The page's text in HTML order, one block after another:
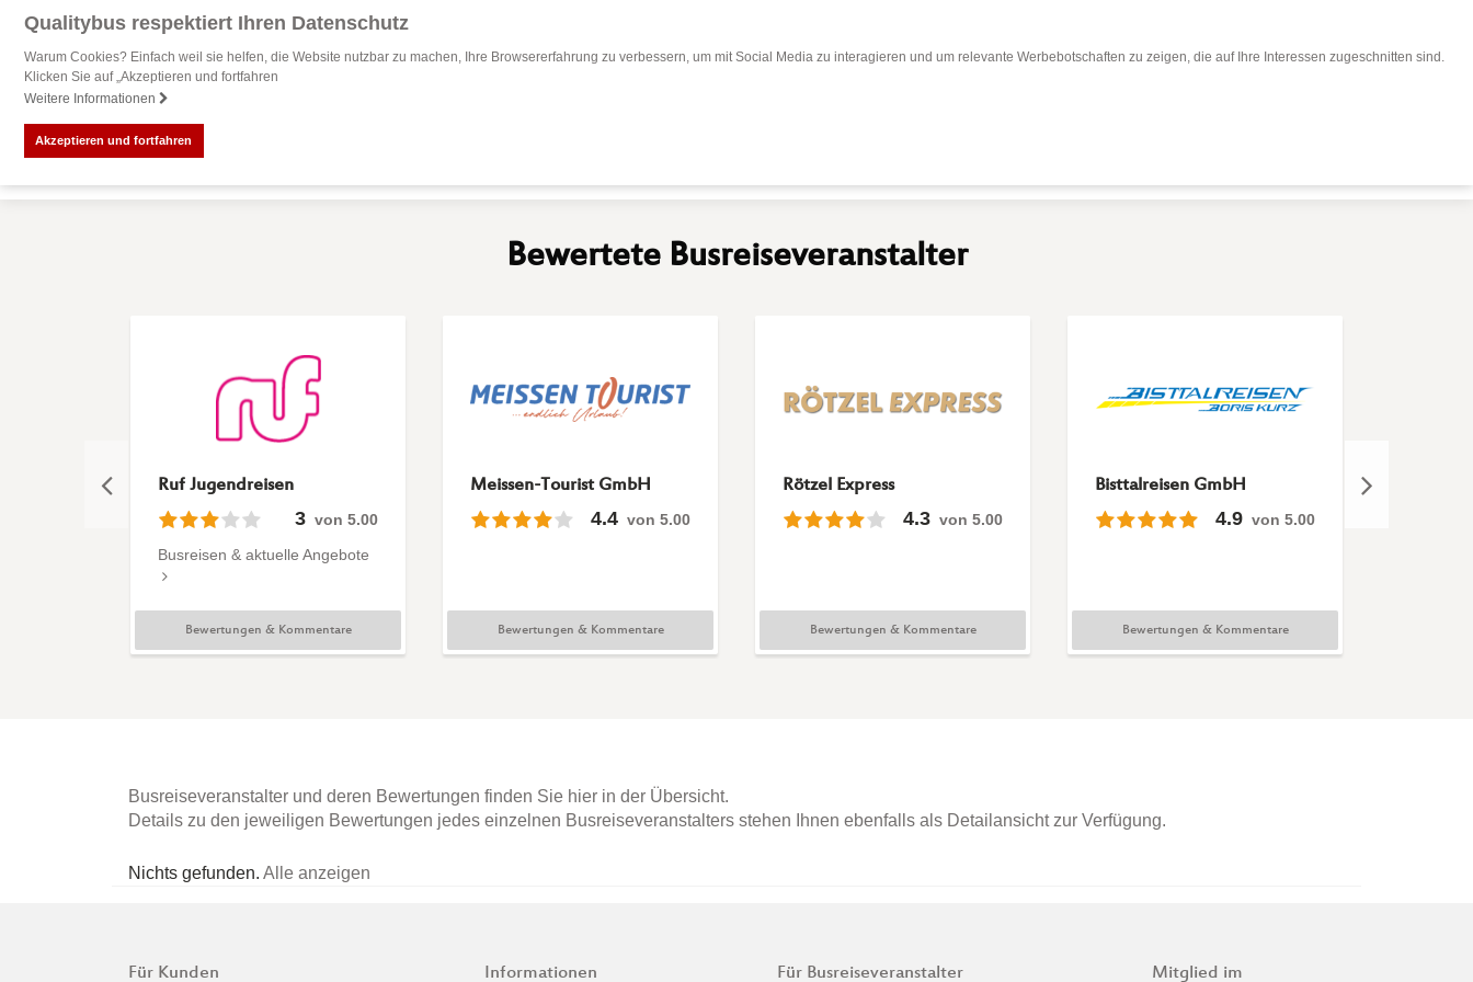
Qualitybus respektiert Ihren Datenschutz
Warum Cookies? Einfach weil sie helfen, die Website nutzbar zu machen, Ihre Browsererfahrung zu verbessern, um mit Social Media zu interagieren und um relevante Werbebotschaften zu zeigen, die auf Ihre Interessen zugeschnitten sind.
Klicken Sie auf „Akzeptieren und fortfahren
Weitere Informationen
Akzeptieren und fortfahren
Bewertete Busreiseveranstalter
Ruf Jugendreisen
3 von 5.00
Busreisen & aktuelle Angebote
Bewertungen & Kommentare
Meissen-Tourist GmbH
4.4 von 5.00
Bewertungen & Kommentare
Rötzel Express
4.3 von 5.00
Bewertungen & Kommentare
Bisttalreisen GmbH
4.9 von 5.00
Bewertungen & Kommentare
Busreiseveranstalter und deren Bewertungen finden Sie hier in der Übersicht.
Details zu den jeweiligen Bewertungen jedes einzelnen Busreiseveranstalters stehen Ihnen ebenfalls als Detailansicht zur Verfügung.
Nichts gefunden. Alle anzeigen
Für Kunden Informationen Für Busreiseveranstalter Mitglied im